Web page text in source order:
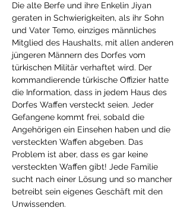
Die alte Berfe und ihre Enkelin Jiyan
geraten in Schwierigkeiten, als ihr Sohn
und Vater Temo, einziges männliches
Mitglied des Haushalts, mit allen anderen
jüngeren Männern des Dorfes vom
türkischen Militär verhaftet wird. Der
kommandierende türkische Offizier hatte
die Information, dass in jedem Haus des
Dorfes Waffen versteckt seien. Jeder
Gefangene kommt frei, sobald die
Angehörigen ein Einsehen haben und die
versteckten Waffen abgeben. Das
Problem ist aber, dass es gar keine
versteckten Waffen gibt! Jede Familie
sucht nach einer Lösung und so mancher
betreibt sein eigenes Geschäft mit den
Unwissenden.